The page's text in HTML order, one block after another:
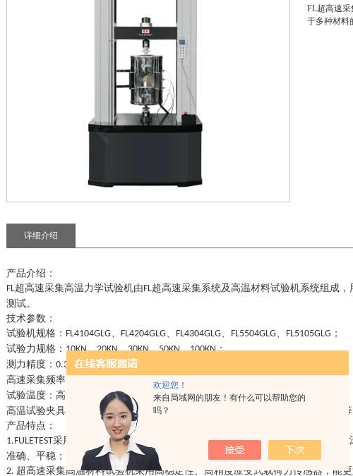
欢迎您！
来自局域网的朋友！有什么可以帮助您的
吗？
FL超高速
于多种材料
详细介绍
产品介绍：
FL超高速采集高温力学试验机由FL超高速采集系统及高温材料试验机系统组成
测试。
技术参数：
试验机规格： FL4104GLG、 FL4204GLG、 FL4304GLG、 FL5504GLG、 FL5105GLG ；
试验力规格： 10KN、20KN、30KN、50KN、100KN；
测力精度： 0.3 级、0.5级等；
高速采集频率：
、10000HZ
试验温度：高温
度、1200 度、1300度、1400度等；
高温试验夹具：高温拉伸夹具、高温压缩夹具、高温弯曲夹具、高温剪切夹具等
产品特点：
1.FULETEST采用进口全数字伺服电机驱动，优化的减速系统以及高等级的无间
准确、平稳；
2. 超高速采集高温材料试验机采用高稳定性、高精度应变式载荷力传感器，能